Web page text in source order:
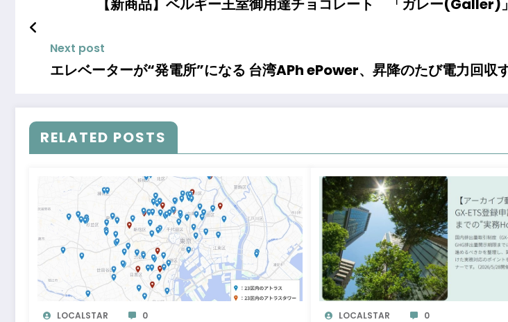
【新商品】ベルギー王室御用達チョコレート 「ガレー
Next post
エレベーターが“発電所”になる 台湾APh ePower、昇降のたび電力回収
RELATED POSTS
LOCALSTAR 0 LOCALSTAR 0